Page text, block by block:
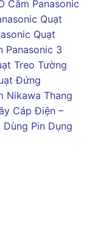
Cắm Panasonic
Quạt
Quạt
Panasonic 3
Treo Tường
Đứng
Nikawa Thang
Cáp Điện –
Dùng Pin Dụng